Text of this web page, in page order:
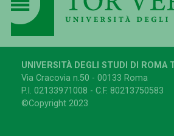
UNIVERSITÀ DEGLI STUDI DI ROMA
Via Cracovia n.50 - 00133 Roma
P.I. 02133971008 - C.F. 80213750583
©Copyright 2023